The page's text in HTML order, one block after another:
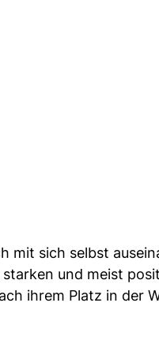
mit sich selbst
starken und meist
ihrem Platz in der